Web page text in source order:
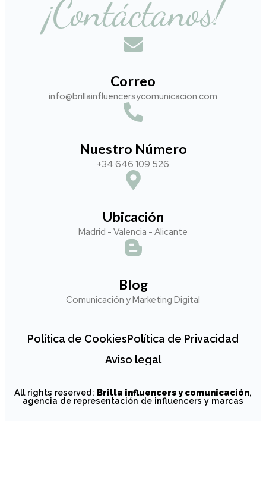
¡Contáctanos!
Correo
info@brillainfluencersycomunicacion.com​
Nuestro Número
+34 646 109 526
Ubicación
Madrid - Valencia - Alicante
Blog
Comunicación y Marketing Digital
Política de CookiesPolítica de Privacidad
Aviso legal
All rights reserved: Brilla influencers y comunicación,
agencia de representación de influencers y marcas